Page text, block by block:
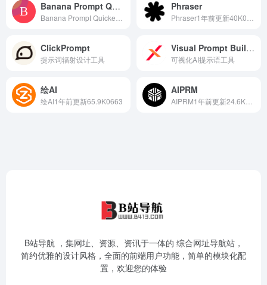
Banana Prompt Quicker Phraser
ClickPrompt
提示词辐射设计工具
Visual Prompt Builder
可视化AI提示语工具
绘AI
绘AI1年前更新65.9K0663
AIPRM
B站导航 ，集网址、资源、资讯于一体的 综合网址导航站，
简约优雅的设计风格，全面的前端用户功能，简单的模块化配
置，欢迎您的体验